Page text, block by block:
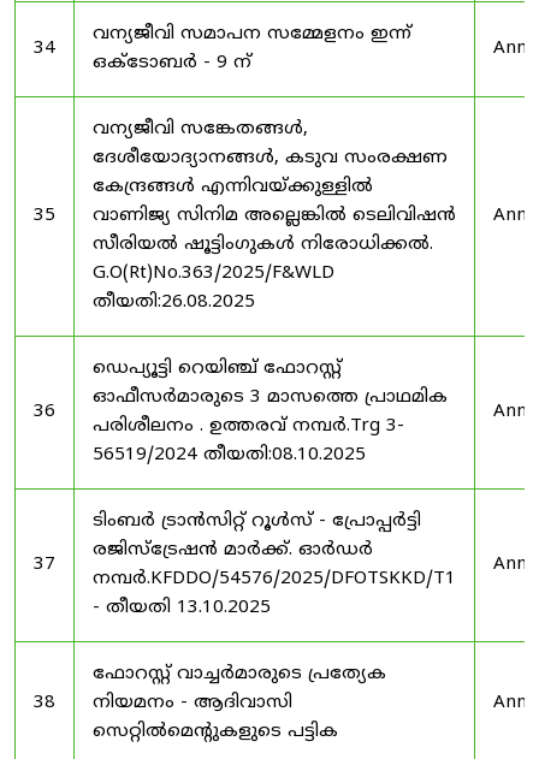
34
വന്യജീവി സമാപന സമ്മേളനം ഇന്ന്
ഒക്ടോബർ - 9 ന്
35
വന്യജീവി സങ്കേതങ്ങൾ,
ദേശീയോദ്യാനങ്ങൾ, കടുവ സംരക്ഷണ
കേന്ദ്രങ്ങൾ എന്നിവയ്ക്കുള്ളിൽ
വാണിജ്യ സിനിമ അല്ലെങ്കിൽ ടെലിവിഷൻ
സീരിയൽ ഷൂട്ടിംഗുകൾ നിരോധിക്കൽ.
G.O(Rt)No.363/2025/F&WLD
തീയതി:26.08.2025
36
ഡെപ്യൂട്ടി റെയിഞ്ച് ഫോറസ്റ്റ്
ഓഫീസർമാരുടെ 3 മാസത്തെ പ്രാഥമിക
പരിശീലനം . ഉത്തരവ് നമ്പർ.Trg 3-
56519/2024 തീയതി:08.10.2025
37
ടിംബർ ട്രാൻസിറ്റ് റൂൾസ് - പ്രോപ്പർട്ടി
രജിസ്ട്രേഷൻ മാർക്ക്. ഓർഡർ
നമ്പർ.KFDDO/54576/2025/DFOTSKKD/T1
- തീയതി 13.10.2025
38
ഫോറസ്റ്റ് വാച്ചർമാരുടെ പ്രത്യേക
നിയമനം - ആദിവാസി
സെറ്റിൽമെന്റുകളുടെ പട്ടിക